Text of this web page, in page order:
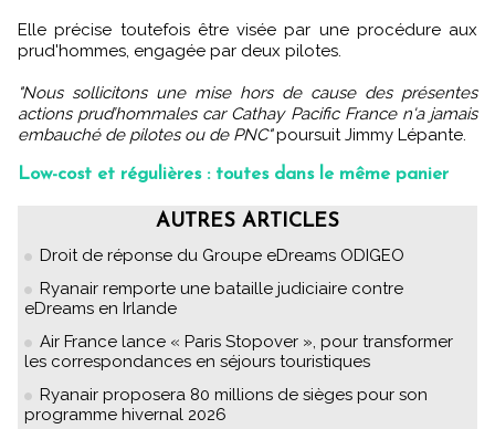
Elle précise toutefois être visée par une procédure aux
prud'hommes, engagée par deux pilotes.
"Nous sollicitons une mise hors de cause des présentes
actions prud’hommales car Cathay Pacific France n'a jamais
embauché de pilotes ou de PNC"poursuit Jimmy Lépante.
Low-cost et régulières : toutes dans le même panier
AUTRES ARTICLES
Droit de réponse du Groupe eDreams ODIGEO
Ryanair remporte une bataille judiciaire contre
eDreams en Irlande
Air France lance « Paris Stopover », pour transformer
les correspondances en séjours touristiques
Ryanair proposera 80 millions de sièges pour son
programme hivernal 2026